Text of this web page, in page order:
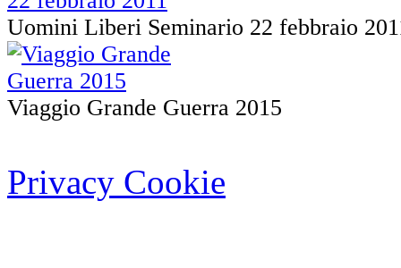
Uomini Liberi Seminario 22 febbraio
Viaggio Grande Guerra 2015
Privacy Cookie